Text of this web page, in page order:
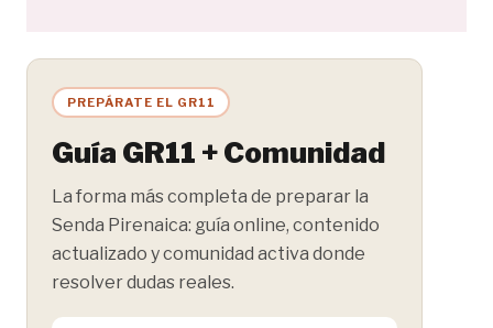
PREPÁRATE EL GR11
Guía GR11 + Comunidad
La forma más completa de preparar la
Senda Pirenaica: guía online, contenido
actualizado y comunidad activa donde
resolver dudas reales.